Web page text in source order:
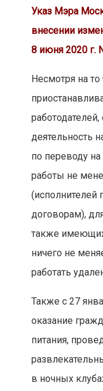
Указ Мэра
внесении
8 июня 2020 г.
Несмотря на то
деятельность
по переводу
работы не
договорам),
также
ничего не
работать
Также с 27
оказание
питания,
в ночных